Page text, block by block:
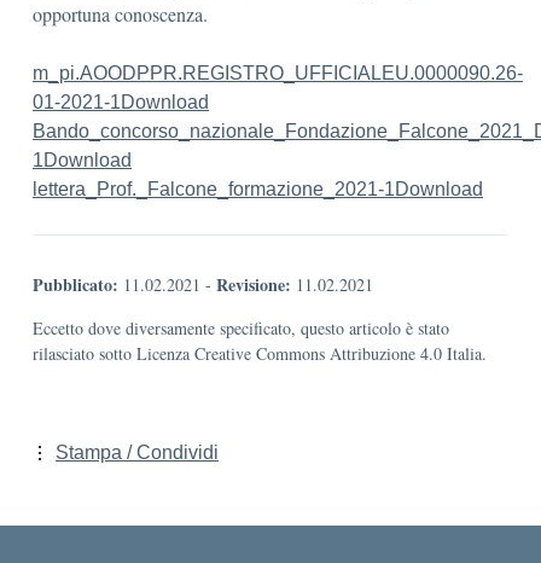
opportuna conoscenza.
m_pi.AOODPPR.REGISTRO_UFFICIALEU.0000090.26-
01-2021-1Download
1Download
lettera_Prof._Falcone_formazione_2021-1Download
Pubblicato: 11.02.2021 - Revisione: 11.02.2021
Eccetto dove diversamente specificato, questo articolo è stato
rilasciato sotto Licenza Creative Commons Attribuzione 4.0 Italia.
Stampa / Condividi